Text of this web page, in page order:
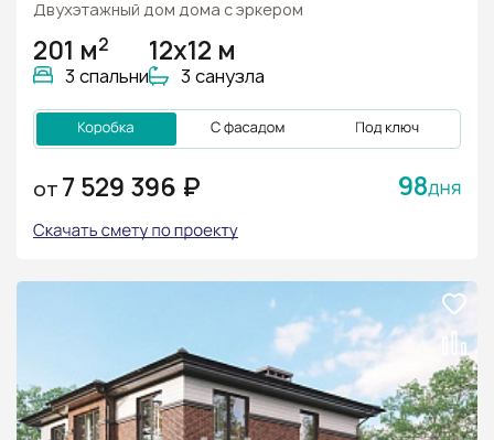
Двухэтажный дом дома с эркером
201 м2
3 спальни
12х12 м
3 санузла
ОТ 7 529 396 ₽ 98